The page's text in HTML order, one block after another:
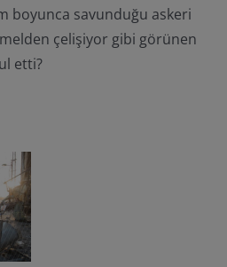
boyunca savunduğu askeri
çelişiyor gibi görünen
etti?